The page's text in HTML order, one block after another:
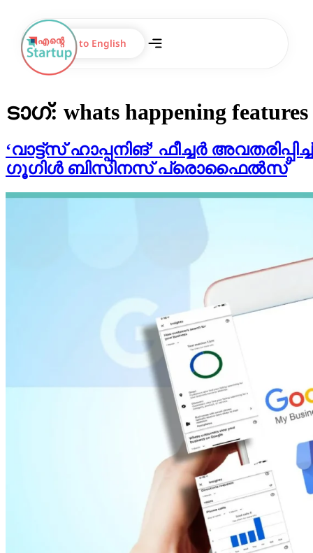
Switch to English
ടാഗ്: whats happening features
‘വാട്ട്സ് ഹാപ്പനിങ്’ ഫീച്ചർ അവതരിപ്പിച്ച്
ഗൂഗിൾ ബിസിനസ് പ്രൊഫൈൽസ്